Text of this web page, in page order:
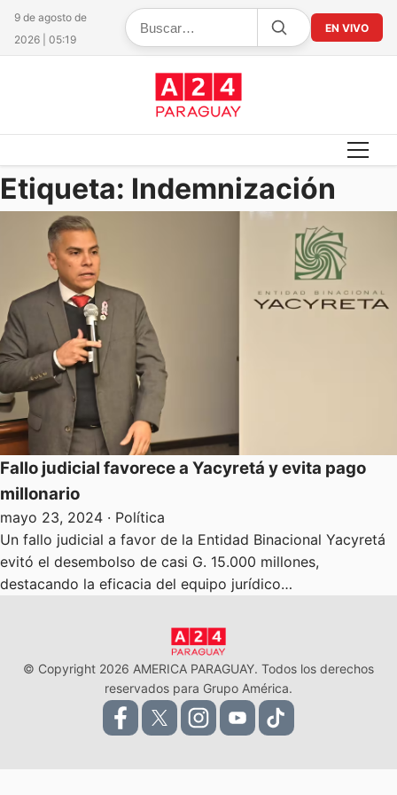
9 de agosto de
2026 | 05:19
EN VIVO
Etiqueta: Indemnización
Fallo judicial favorece a Yacyretá y evita pago
millonario
mayo 23, 2024 · Política
Un fallo judicial a favor de la Entidad Binacional Yacyretá
evitó el desembolso de casi G. 15.000 millones,
destacando la eficacia del equipo jurídico…
© Copyright 2026 AMERICA PARAGUAY. Todos los derechos
reservados para Grupo América.